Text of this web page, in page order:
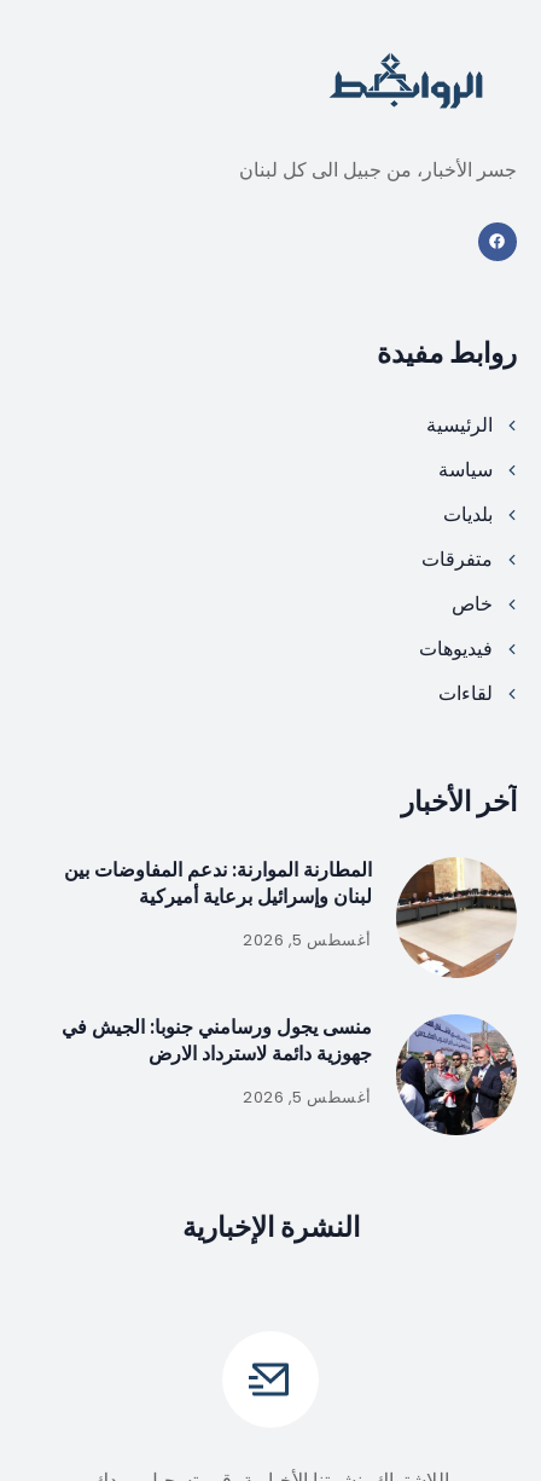
جسر الأخبار، من جبيل الى كل لبنان
روابط مفيدة
الرئيسية
سياسة
بلديات
متفرقات
خاص
فيديوهات
لقاءات
آخر الأخبار
المطارنة الموارنة: ندعم المفاوضات بين
لبنان وإسرائيل برعاية أميركية
أغسطس 5, 2026
منسى يجول ورسامني جنوبا: الجيش في
جهوزية دائمة لاسترداد الارض
أغسطس 5, 2026
النشرة الإخبارية